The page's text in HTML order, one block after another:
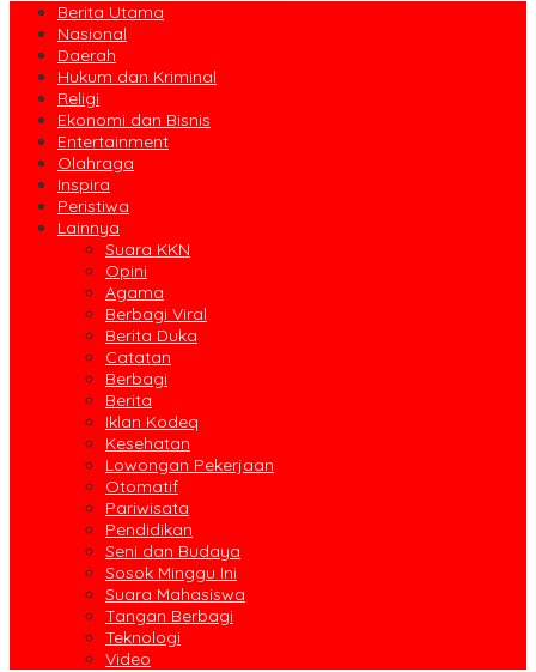
Berita Utama
Nasional
Daerah
Hukum dan Kriminal
Religi
Ekonomi dan Bisnis
Entertainment
Olahraga
Inspira
Peristiwa
Lainnya
Suara KKN
Opini
Agama
Berbagi Viral
Berita Duka
Catatan
Berbagi
Berita
Iklan Kodeq
Kesehatan
Lowongan Pekerjaan
Otomatif
Pariwisata
Pendidikan
Seni dan Budaya
Sosok Minggu Ini
Suara Mahasiswa
Tangan Berbagi
Teknologi
Video